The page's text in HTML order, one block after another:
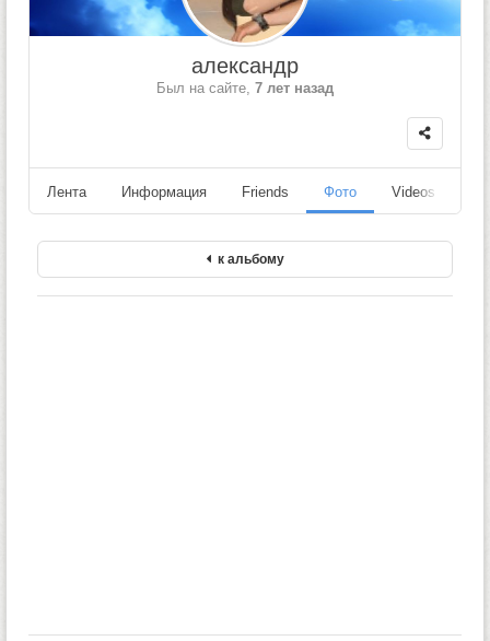
александр
Был на сайте, 7 лет назад
Лента Информация Friends Фото Videos
к альбому